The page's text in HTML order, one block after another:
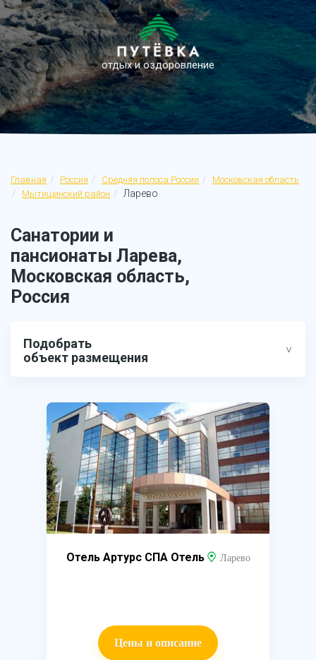
отдых и оздоровление
Главная Россия Средняя полоса России
Московская область
Мытищинский район
Ларево
Санатории и
пансионаты Ларева,
Московская область,
Россия
Подобрать
объект размещения
Отель Артурс СПА Отель Ларево
Цены и описание